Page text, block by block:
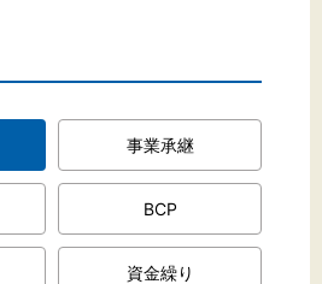
事業承継
BCP
資金繰り